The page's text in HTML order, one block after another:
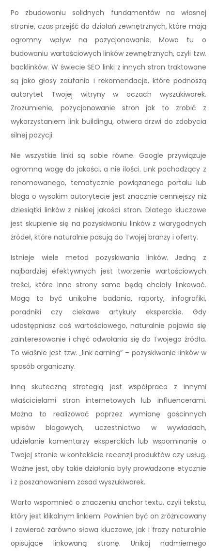
Po zbudowaniu solidnych fundamentów na własnej
stronie, czas przejść do działań zewnętrznych, które mają
ogromny wpływ na pozycjonowanie. Mowa tu o
budowaniu wartościowych linków zewnętrznych, czyli tzw.
backlinków. W świecie SEO linki z innych stron traktowane
są jako głosy zaufania i rekomendacje, które podnoszą
autorytet Twojej witryny w oczach wyszukiwarek.
Zrozumienie, pozycjonowanie stron jak to zrobić z
wykorzystaniem link buildingu, otwiera drzwi do zdobycia
silnej pozycji.
Nie wszystkie linki są sobie równe. Google przywiązuje
ogromną wagę do jakości, a nie ilości. Link pochodzący z
renomowanego, tematycznie powiązanego portalu lub
bloga o wysokim autorytecie jest znacznie cenniejszy niż
dziesiątki linków z niskiej jakości stron. Dlatego kluczowe
jest skupienie się na pozyskiwaniu linków z wiarygodnych
źródeł, które naturalnie pasują do Twojej branży i oferty.
Istnieje wiele metod pozyskiwania linków. Jedną z
najbardziej efektywnych jest tworzenie wartościowych
treści, które inne strony same będą chciały linkować.
Mogą to być unikalne badania, raporty, infografiki,
poradniki czy ciekawe artykuły eksperckie. Gdy
udostępniasz coś wartościowego, naturalnie pojawia się
zainteresowanie i chęć odwołania się do Twojego źródła.
To właśnie jest tzw. „link earning” – pozyskiwanie linków w
sposób organiczny.
Inną skuteczną strategią jest współpraca z innymi
właścicielami stron internetowych lub influencerami.
Można to realizować poprzez wymianę gościnnych
wpisów blogowych, uczestnictwo w wywiadach,
udzielanie komentarzy eksperckich lub wspominanie o
Twojej stronie w kontekście recenzji produktów czy usług.
Ważne jest, aby takie działania były prowadzone etycznie
i z poszanowaniem zasad wyszukiwarek.
Warto wspomnieć o znaczeniu anchor textu, czyli tekstu,
który jest klikalnym linkiem. Powinien być on zróżnicowany
i zawierać zarówno słowa kluczowe, jak i frazy naturalnie
opisujące linkowaną stronę. Unikaj nadmiernego